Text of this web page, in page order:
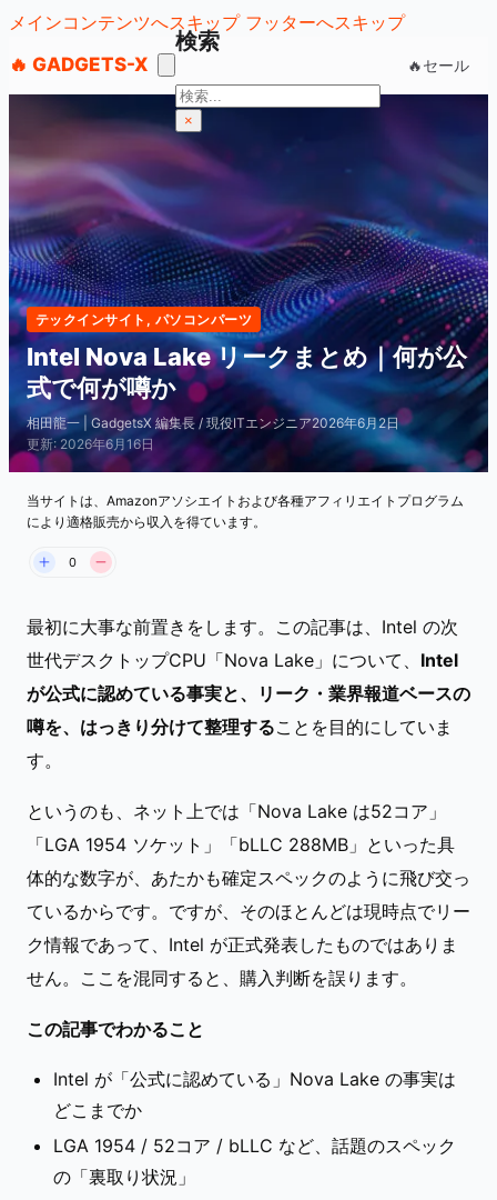
メインコンテンツへスキップ フッターへスキップ
🔥 GADGETS-X
🔥セール
検索
検
索×
テックインサイト , パソコンパーツ
Intel Nova Lake リークまとめ｜何が公
式で何が噂か
相田龍一 | GadgetsX 編集長 / 現役ITエンジニア2026年6月2日
更新: 2026年6月16日
当サイトは、Amazonアソシエイトおよび各種アフィリエイトプログラム
により適格販売から収入を得ています。
0
最初に大事な前置きをします。この記事は、Intel の次
世代デスクトップCPU「Nova Lake」について、 Intel
が公式に認めている事実と、リーク・業界報道ベースの
噂を、はっきり分けて整理することを目的にしていま
す。
というのも、ネット上では「Nova Lake は52コア」
「LGA 1954 ソケット」「bLLC 288MB」といった具
体的な数字が、あたかも確定スペックのように飛び交っ
ているからです。ですが、そのほとんどは現時点でリー
ク情報であって、Intel が正式発表したものではありま
せん。ここを混同すると、購入判断を誤ります。
この記事でわかること
Intel が「公式に認めている」Nova Lake の事実は
どこまでか
LGA 1954 / 52コア / bLLC など、話題のスペック
の「裏取り状況」